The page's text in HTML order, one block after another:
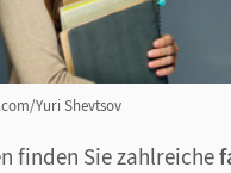
Yuri Shevtsov
finden Sie zahlreiche